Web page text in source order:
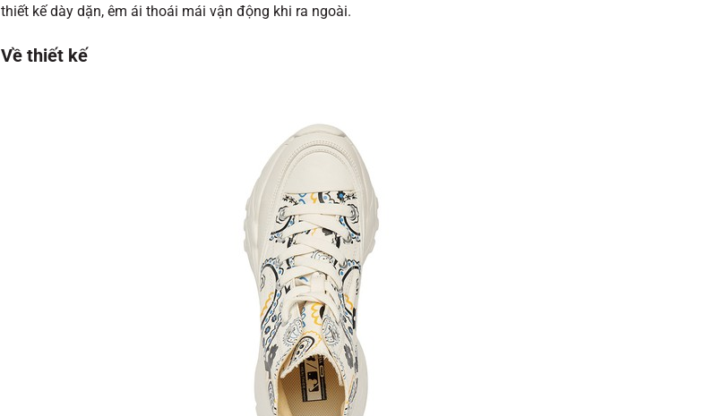
thiết kế dày dặn, êm ái thoái mái vận động khi ra ngoài.
Về thiết kế